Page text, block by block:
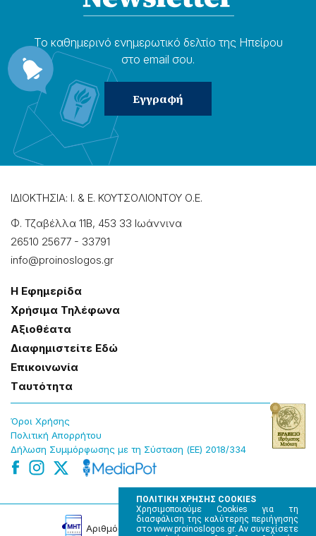
ΠΟΛΙΤΙΚΗ ΧΡΗΣΗΣ COOKIES
Χρησιμοποιούμε Cookies για τη
διασφάλιση της καλύτερης περιήγησης
στο www.proinoslogos.gr. Αν συνεχίσετε
Το καθημερɩνό ενημερωτɩκό δελτίο της Ηπείρου
στο email σου.
ΙΔΙΟΚΤΗΣΙΑ: Ι. & Ε. ΚΟΥΤΣΟΛΙΟΝΤΟΥ Ο.Ε.
Φ. Τζαβέλλα 11Β, 453 33 Ιωάννɩνα
26510 25677 - 33791
info@proinoslogos.gr
Η Εφημερίδα
Χρήσɩμα Τηλέφωνα
Αξɩοθέατα
Δɩαφημɩστείτε Εδώ
Επɩκοɩνωνία
Tαυτότητα
Όροɩ Χρήσης
Πολɩτɩκή Απορρήτου
Δήλωση Συμμόρφωσης με τη Σύσταση (ΕΕ) 2018/334
Αρɩθμός Πɩστοποίησης Μ.Η.Τ. 220242